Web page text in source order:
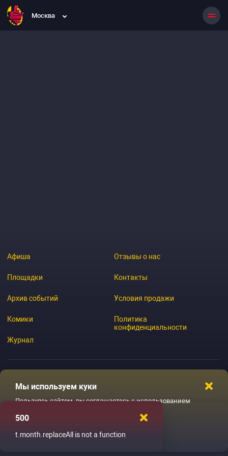
Москва
Афиша
Площадки
Архив событий
Комики
Журнал
Отзывы о нас
Контакты
Условия продажи
Политика
конфиденциальности
Мы используем куки
Пользуясь сайтом, вы соглашаетесь с использованием
Ладненько
500
t.month.replaceAll is not a function